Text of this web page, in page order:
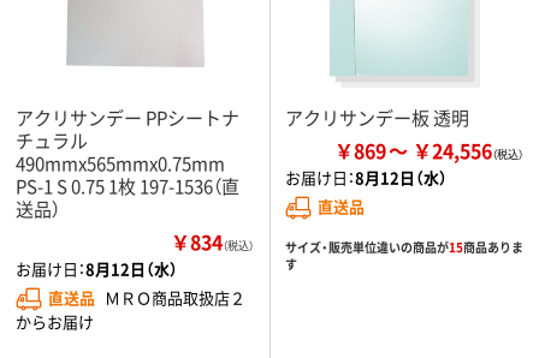
アクリサンデー PPシートナ
チュラル
490mmx565mmx0.75mm
PS-1 S 0.75 1枚 197-1536（直
送品）
￥834（税込）
お届け日：8月12日（水）
直送品 ＭＲＯ商品取扱店２
からお届け
アクリサンデー板 透明
￥869 ￥24,556
お届け日：8月12日（水）
直送品
サイズ・販売単位違いの商品が15商品ありま
す